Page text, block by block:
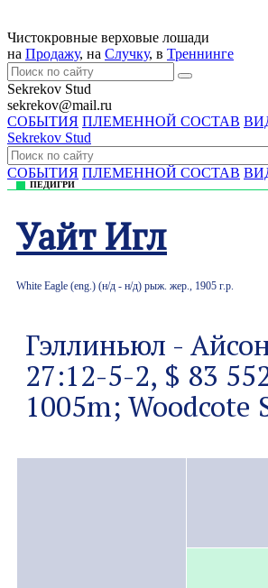
Чистокровные верховые лошади
на Продажу, на Случку, в Треннингe
Sekrekov Stud
sekrekov@mail.ru
СОБЫТИЯ ПЛЕМЕННОЙ СОСТАВ
Sekrekov Stud
СОБЫТИЯ ПЛЕМЕННОЙ СОСТАВ
ПЕДИГРИ
Уайт Игл
White Eagle (eng.) (н/д - н/д) рыж. жер., 1905 г.р.
Гэллиньюл -
27:12-5-2, $ 83
1005m; Woodcote